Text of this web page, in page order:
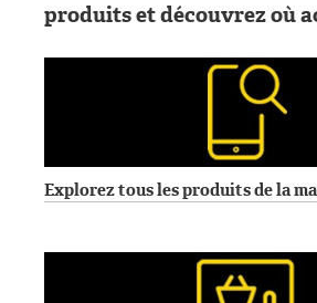
produits et découvrez où
Explorez tous les produits de la